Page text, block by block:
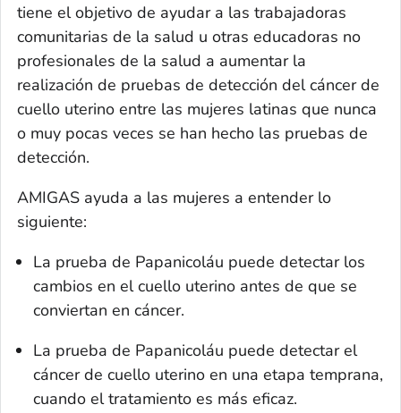
tiene el objetivo de ayudar a las trabajadoras
comunitarias de la salud u otras educadoras no
profesionales de la salud a aumentar la
realización de pruebas de detección del cáncer de
cuello uterino entre las mujeres latinas que nunca
o muy pocas veces se han hecho las pruebas de
detección.
AMIGAS ayuda a las mujeres a entender lo
siguiente:
La prueba de Papanicoláu puede detectar los
cambios en el cuello uterino antes de que se
conviertan en cáncer.
La prueba de Papanicoláu puede detectar el
cáncer de cuello uterino en una etapa temprana,
cuando el tratamiento es más eficaz.